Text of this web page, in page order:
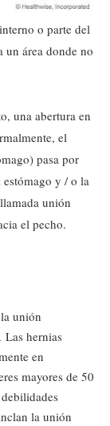
o parte del
un área donde no
una abertura en
el
pasa por
estómago y / o la
unión
el pecho.
unión
Las hernias
en
mayores de 50
la unión